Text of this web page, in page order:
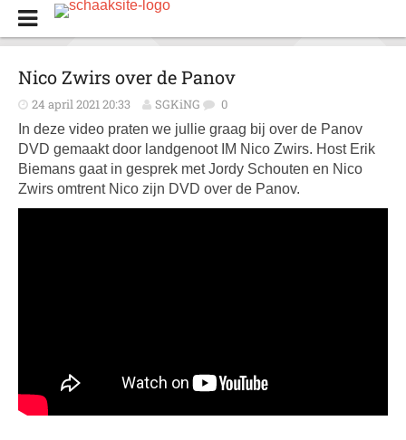
Nico Zwirs over de Panov
24 april 2021 20:33 SGKiNG 0
In deze video praten we jullie graag bij over de Panov
DVD gemaakt door landgenoot IM Nico Zwirs. Host Erik
Biemans gaat in gesprek met Jordy Schouten en Nico
Zwirs omtrent Nico zijn DVD over de Panov.